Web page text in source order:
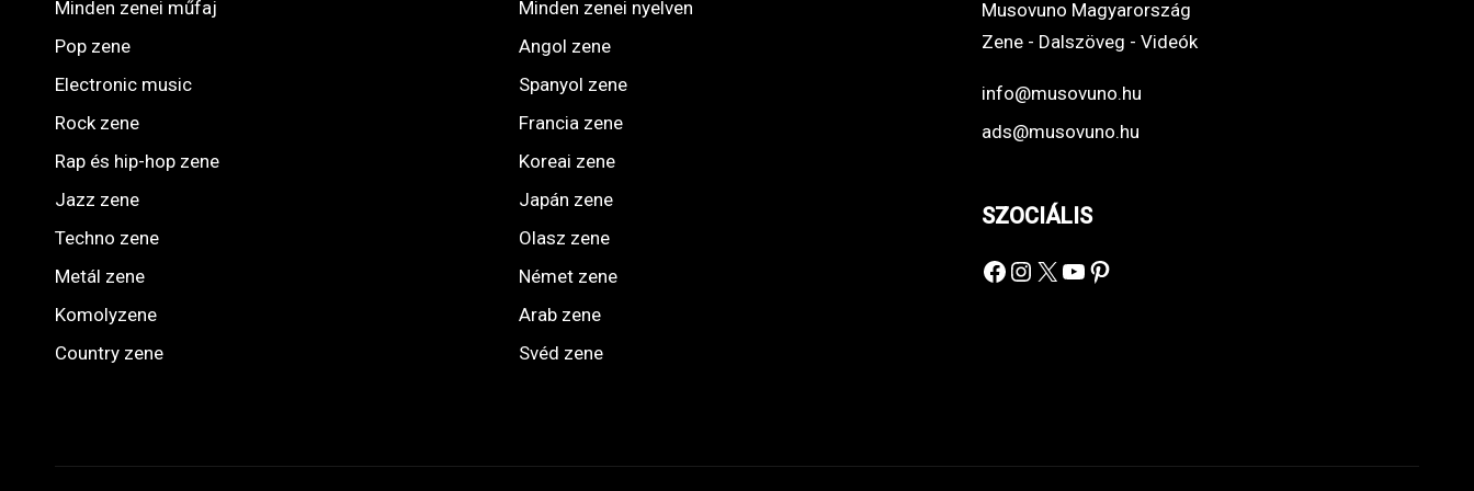
Minden zenei műfaj
Pop zene
Electronic music
Rock zene
Rap és hip-hop zene
Jazz zene
Techno zene
Metál zene
Komolyzene
Country zene
Minden zenei nyelven
Angol zene
Spanyol zene
Francia zene
Koreai zene
Japán zene
Olasz zene
Német zene
Arab zene
Svéd zene
Musovuno Magyarország
Zene - Dalszöveg - Videók
info@musovuno.hu
ads@musovuno.hu
SZOCIÁLIS
Facebook
Instagram
X YouTube
Pinterest